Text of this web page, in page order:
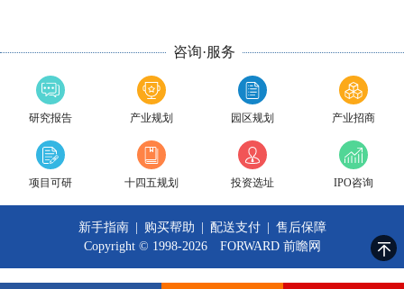
咨询·服务
研究报告 产业规划 园区规划 产业招商
项目可研 十四五规划 投资选址 IPO咨询
新手指南 购买帮助 配送支付
售后保障
Copyright © 1998-2026 FORWARD 前瞻网